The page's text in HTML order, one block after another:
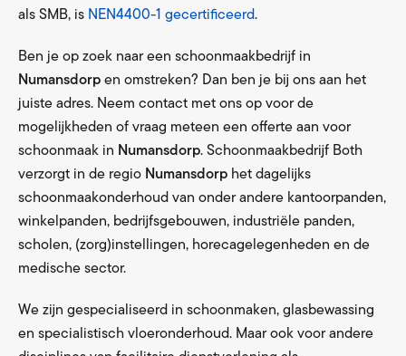
als SMB, is NEN4400-1 gecertificeerd.
Ben je op zoek naar een schoonmaakbedrijf in
Numansdorp en omstreken? Dan ben je bij ons aan het
juiste adres. Neem contact met ons op voor de
mogelijkheden of vraag meteen een offerte aan voor
schoonmaak in Numansdorp. Schoonmaakbedrijf Both
verzorgt in de regio Numansdorp het dagelijks
schoonmaakonderhoud van onder andere kantoorpanden,
winkelpanden, bedrijfsgebouwen, industriële panden,
scholen, (zorg)instellingen, horecagelegenheden en de
medische sector.
We zijn gespecialiseerd in schoonmaken, glasbewassing
en specialistisch vloeronderhoud. Maar ook voor andere